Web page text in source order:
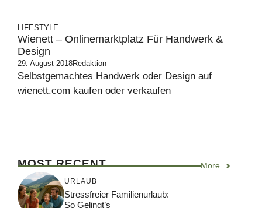
LIFESTYLE
Wienett – Onlinemarktplatz Für Handwerk &
Design
29. August 2018Redaktion
Selbstgemachtes Handwerk oder Design auf
wienett.com kaufen oder verkaufen
MOST RECENT More
URLAUB
Stressfreier Familienurlaub:
So Gelingt’s